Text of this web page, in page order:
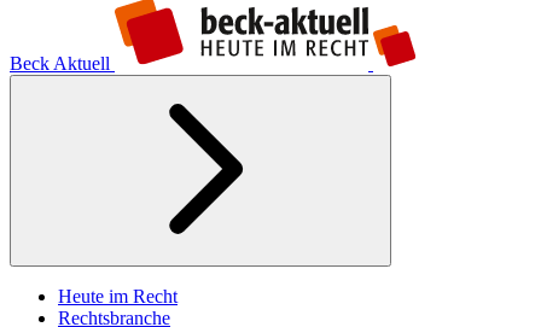
Beck Aktuell
Heute im Recht
Rechtsbranche